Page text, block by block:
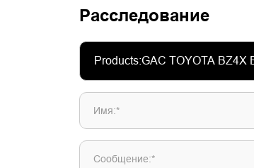
Расследование
Имя:*
Сообщение:*